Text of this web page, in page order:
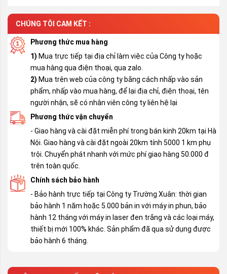
CHÚNG TÔI CAM KẾT :
Phương thức mua hàng
1) Mua trực tiếp tại địa chỉ làm việc của Công ty hoặc
mua hàng qua điện thoại, qua zalo.
2) Mua trên web của công ty bằng cách nhấp vào sản
phẩm, nhấp vào mua hàng, để lại địa chỉ, điện thoại, tên
người nhận, sẽ có nhân viên công ty liên hệ lại
Phương thức vận chuyển
- Giao hàng và cài đặt miễn phí trong bán kinh 20km tại Hà
Nội. Giao hàng và cài đặt ngoài 20km tính 5000 1 km phụ
trội. Chuyển phát nhanh với mức phí giao hàng 50.000 đ
trên toàn quốc.
Chính sách bảo hành
- Bảo hành trực tiếp tại Công ty Trường Xuân: thời gian
bảo hành 1 năm hoặc 5.000 bản in với máy in phun, bảo
hành 12 tháng với máy in laser đen trắng và các loại máy,
thiết bị mới 100% khác. Sản phẩm đã qua sử dụng được
bảo hành 6 tháng.